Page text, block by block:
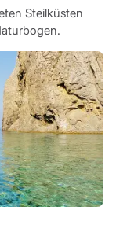
Steilküsten